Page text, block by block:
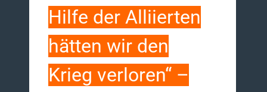
Hilfe der Alliierten
hätten wir den
Krieg verloren“ –